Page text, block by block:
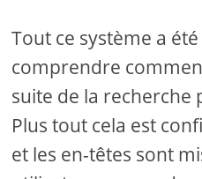
Tout ce système a
comprendre
suite de la recherche
Plus tout cela est
et les en-têtes sont